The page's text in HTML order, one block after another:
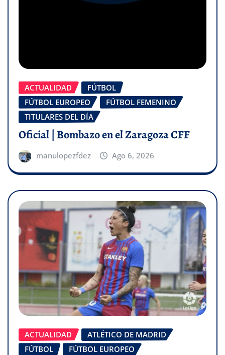
ACTUALIDAD
FÚTBOL
FÚTBOL EUROPEO
FÚTBOL FEMENINO
TITULARES DEL DÍA
Oficial | Bombazo en el Zaragoza CFF
manulopezfdez Ago 6, 2026
ACTUALIDAD
ATLÉTICO DE MADRID
FÚTBOL
FÚTBOL EUROPEO